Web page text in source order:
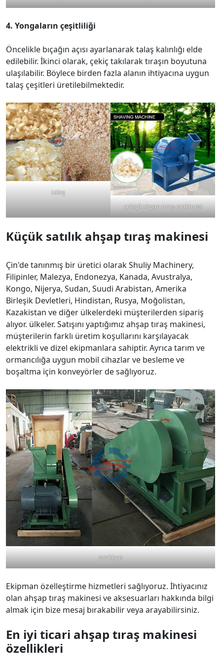
4. Yongaların çeşitliliği
Öncelikle bıçağın açısı ayarlanarak talaş kalınlığı elde
edilebilir. İkinci olarak, çekiç takılarak tıraşın boyutuna
ulaşılabilir. Böylece birden fazla alanın ihtiyacına uygun
talaş çeşitleri üretilebilmektedir.
talaş
çekiçli ahşap tıraş makinesi
Küçük satılık ahşap tıraş makinesi
Çin'de tanınmış bir üretici olarak Shuliy Machinery,
Filipinler, Malezya, Endonezya, Kanada, Avustralya,
Kongo, Nijerya, Sudan, Suudi Arabistan, Amerika
Birleşik Devletleri, Hindistan, Rusya, Moğolistan,
Kazakistan ve diğer ülkelerdeki müşterilerden sipariş
alıyor. ülkeler. Satışını yaptığımız ahşap tıraş makinesi,
müşterilerin farklı üretim koşullarını karşılayacak
elektrikli ve dizel ekipmanlara sahiptir. Ayrıca tarım ve
ormancılığa uygun mobil cihazlar ve besleme ve
boşaltma için konveyörler de sağlıyoruz.
sevkiyat
Ekipman özelleştirme hizmetleri sağlıyoruz. İhtiyacınız
olan ahşap tıraş makinesi ve aksesuarları hakkında bilgi
almak için bize mesaj bırakabilir veya arayabilirsiniz.
En iyi ticari ahşap tıraş makinesi
özellikleri